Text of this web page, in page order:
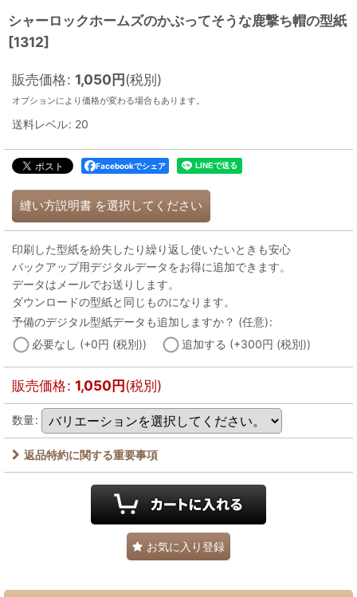
シャーロックホームズのかぶってそうな鹿撃ち帽の型紙
[1312]
販売価格: 1,050円(税別)
オプションにより価格が変わる場合もあります。
送料レベル: 20
Facebookでシェア
縫い方説明書 を選択してください
印刷した型紙を紛失したり繰り返し使いたいときも安心
バックアップ用デジタルデータをお得に追加できます。
データはメールでお送りします。
ダウンロードの型紙と同じものになります。
予備のデジタル型紙データも追加しますか？ (任意):
必要なし (+0円 (税別)) 追加する (+300円 (税別))
販売価格: 1,050円(税別)
数量:
返品特約に関する重要事項
お気に入り登録